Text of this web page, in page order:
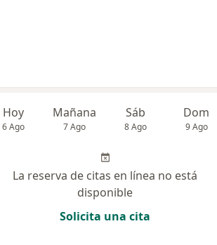
Hoy
6 Ago
Mañana
7 Ago
Sáb
8 Ago
Dom
9 Ago
La reserva de citas en línea no está
disponible
Solicita una cita